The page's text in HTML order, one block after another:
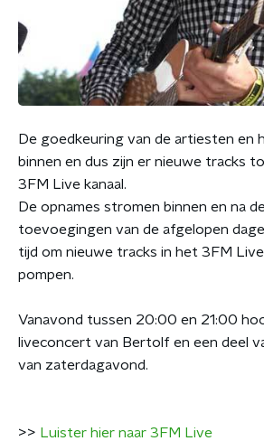
De goedkeuring van de artiesten en
binnen en dus zijn er nieuwe tracks
3FM Live kanaal.
De opnames stromen binnen en na
toevoegingen van de afgelopen
tijd om nieuwe tracks in het 3FM
pompen.
Vanavond tussen 20:00 en 21:00
liveconcert van Bertolf en een deel
van zaterdagavond.
>> Luister hier naar 3FM Live